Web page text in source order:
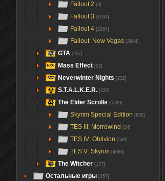
Fallout 2 [6]
Fallout 3 [1034]
Fallout 4 [2264]
Fallout: New Vegas [2884]
GTA [267]
Mass Effect [52]
Neverwinter Nights [232]
S.T.A.L.K.E.R. [220]
The Elder Scrolls [5599]
Skyrim Special Edition [630]
TES III: Morrowind [34]
TES IV: Oblivion [549]
TES V: Skyrim [4386]
The Witcher [177]
Остальные игры [357]